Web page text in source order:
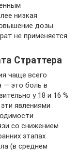
низкая
дозы.
не применяется.
Страттера
чаще всего
— это боль в
у 18 и 16 %
явлениями
со снижением
этапах
(в среднем